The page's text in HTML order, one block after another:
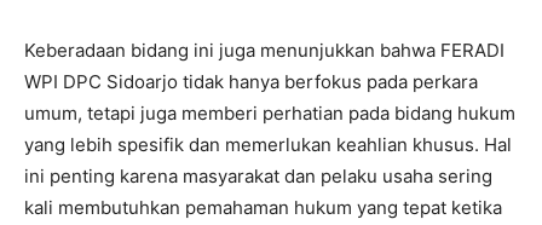
Keberadaan bidang ini juga menunjukkan bahwa FERADI
WPI DPC Sidoarjo tidak hanya berfokus pada perkara
umum, tetapi juga memberi perhatian pada bidang hukum
yang lebih spesifik dan memerlukan keahlian khusus. Hal
ini penting karena masyarakat dan pelaku usaha sering
kali membutuhkan pemahaman hukum yang tepat ketika